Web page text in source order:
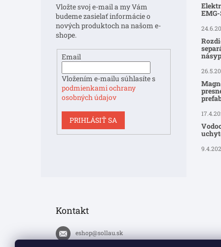
Vložte svoj e-mail a my Vám
budeme zasielať informácie o
nových produktoch na našom e-
shope.
Email
Vložením e-mailu súhlasíte s
podmienkami ochrany
osobných údajov
PRIHLÁSIŤ SA
Kontakt
eshop@sollau.sk